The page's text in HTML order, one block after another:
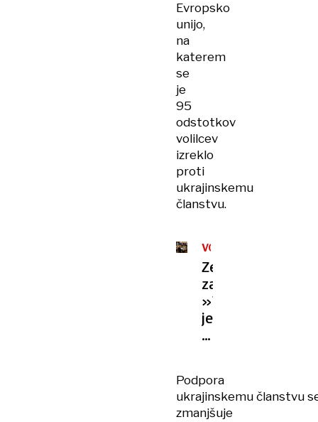
Evropsko
unijo,
na
katerem
se
je
95
odstotkov
volilcev
izreklo
proti
ukrajinskemu
članstvu.
VOJNA
V
UKRAJINI
Zelenski
zadovoljen:
»To
je
velik
Podpora
ukrajinskemu članstvu
zmanjšuje